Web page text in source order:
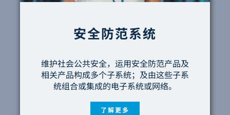
安全防范系统
维护社会公共安全，运用安全防范产品及
相关产品构成多个子系统；及由这些子系
统组合或集成的电子系统或网络。
了解更多